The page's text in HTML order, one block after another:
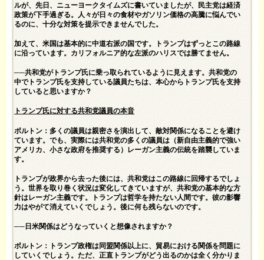
ルが、先日、ニューヨークタイムズに書いていましたが、民主党は経済
政策が下手過ぎる。人々が日々の食材やガソリン価格の高騰に悩んでい
るのに、十分な対策を提示できませんでした。
加えて、米国は基本的に中道右派の国です。トランプはずっとこの路線
に沿っています。カリフォルニア的な左派のハリスでは勝てません。
──共和党がトランプ氏に乗っ取られているように見えます。共和党の
中でトランプ氏を支持している議員たちは、本心からトランプ氏を支持
していると思いますか？
トランプ氏に対する共和党議員の本音
ボルトン：多くの議員は親密さを演出して、敵対関係になることを避け
ています。でも、実際には共和党の多くの議員は（新自由主義的で強い
アメリカ、小さな政府を推奨する）レーガン主義の伝統を踏襲していま
す。
トランプが政界から去った後には、共和党はこの路線に回帰するでしょ
う。世界を取り巻く状況は変化してきていますが、共和党の基本的な方
針はレーガン主義です。トランプは哲学を持たない人間です。彼の影響
力はやがて消えていくでしょう。後に何も残らないのです。
──日米関係はどうなっていくと想像されますか？
ボルトン：トランプ政権は同盟関係以上に、貿易における関係を問題に
していくでしょう。ただ、正直トランプがどう出るのかは全く分かりま